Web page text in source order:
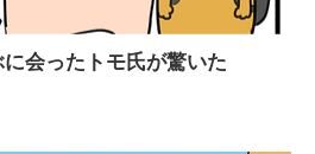
会ったトモ氏が驚いた